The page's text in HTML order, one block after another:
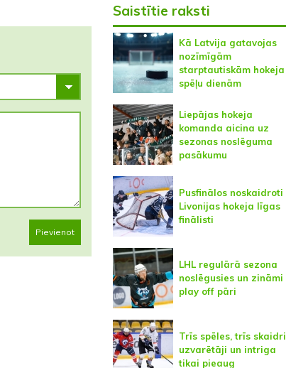
Pievienot
Saistītie raksti
Kā Latvija gatavojas
nozīmīgām
starptautiskām hokeja
spēļu dienām
Liepājas hokeja
komanda aicina uz
sezonas noslēguma
pasākumu
Pusfinālos noskaidroti
Livonijas hokeja līgas
finālisti
LHL regulārā sezona
noslēgusies un zināmi
play off pāri
Trīs spēles, trīs skaidri
uzvarētāji un intriga
tikai pieaug